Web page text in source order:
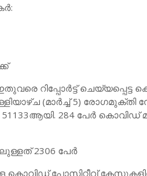
റിപ്പോര്‍ട്ട്
(മാര്‍ച്ച് 5)
284 പേര്‍ കൊവിഡ്
2306 പേര്‍
കൊവിഡ് പോസിറ്റീവ്